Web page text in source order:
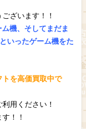
ざいます！！
機、そしてまだま
いったゲーム機をた
を高価買取中で
用ください！
！！